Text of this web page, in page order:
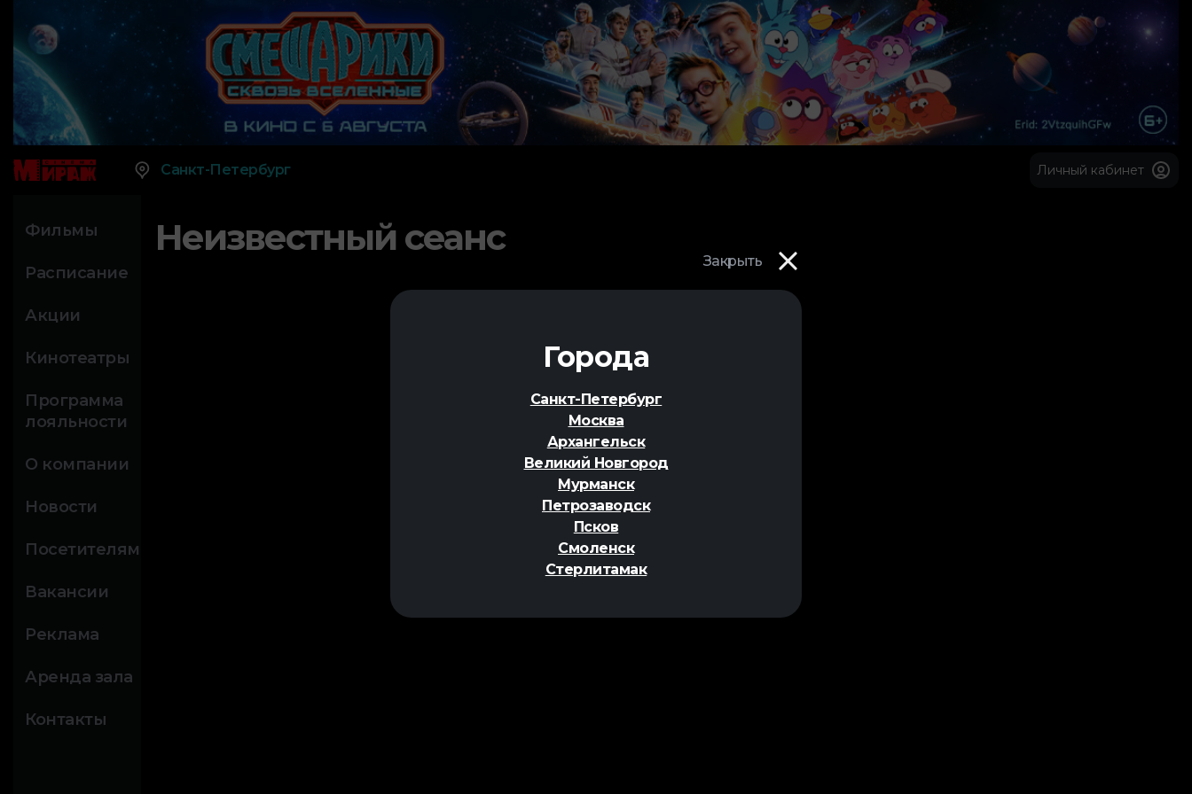
Закрыть
Города
Санкт-Петербург
Москва
Архангельск
Великий Новгород
Мурманск
Петрозаводск
Псков
Смоленск
Стерлитамак
Санкт-Петербург Личный кабинет
Фильмы
Расписание
Акции
Кинотеатры
Программа
лояльности
О компании
Новости
Посетителям
Вакансии
Реклама
Аренда зала
Контакты
Неизвестный сеанс